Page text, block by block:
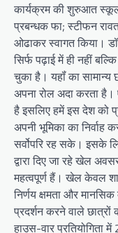
कार्यक्रम की शुरुआत स्कूल
प्रबन्‍धक फा; स्‍टीफन
ओढाकर स्वागत किया।
सिर्फ पढ़ाई में ही नहीं
चुका है। यहॉं का सामान्‍य
अपना रोल अदा करता
है इसलिए हमें इस देश को
अपनी भूमिका का
सर्वोपरि रह सके। इसके
द्वारा दिए जा रहे खेल
महत्वपूर्ण हैं। खेल केवल
निर्णय क्षमता और
प्रदर्शन करने वाले
हाउस-वार